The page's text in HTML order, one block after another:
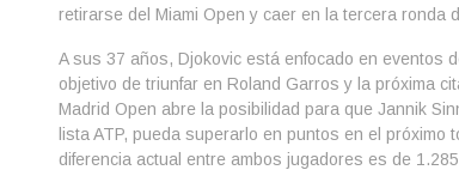
retirarse del Miami Open y caer en la tercera ronda
A sus 37 años, Djokovic está enfocado en eventos
objetivo de triunfar en Roland Garros y la próxima
Madrid Open abre la posibilidad para que Jannik
lista ATP, pueda superarlo en puntos en el próximo
diferencia actual entre ambos jugadores es de